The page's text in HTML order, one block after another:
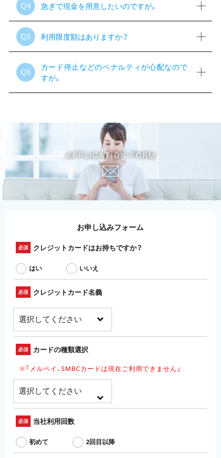
Q4 急ぎで現金を用意したいのですが。
Q5 利用限度額はありますか？
Q6
カード停止などのペナルティが心配なので
すが。
お申し込みフォーム
必須 クレジットカードはお持ちですか？
はい いいえ
必須 クレジットカード名義
必須 カードの種類選択
※「メルペイ、SMBCカードは現在ご利用できません」
必須 当社利用回数
初めて 2回目以降